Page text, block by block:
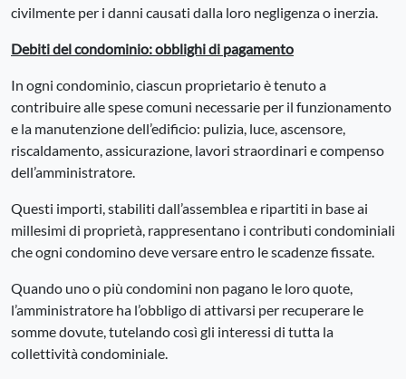
civilmente per i danni causati dalla loro negligenza o inerzia.
Debiti del condominio: obblighi di pagamento
In ogni condominio, ciascun proprietario è tenuto a
contribuire alle spese comuni necessarie per il funzionamento
e la manutenzione dell’edificio: pulizia, luce, ascensore,
riscaldamento, assicurazione, lavori straordinari e compenso
dell’amministratore.
Questi importi, stabiliti dall’assemblea e ripartiti in base ai
millesimi di proprietà, rappresentano i contributi condominiali
che ogni condomino deve versare entro le scadenze fissate.
Quando uno o più condomini non pagano le loro quote,
l’amministratore ha l’obbligo di attivarsi per recuperare le
somme dovute, tutelando così gli interessi di tutta la
collettività condominiale.